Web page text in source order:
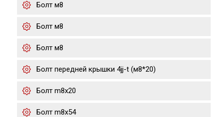
Болт м8
Болт м8
Болт м8
Болт передней крышки 4jj-t (м8*20)
Болт m8x20
Болт m8x54